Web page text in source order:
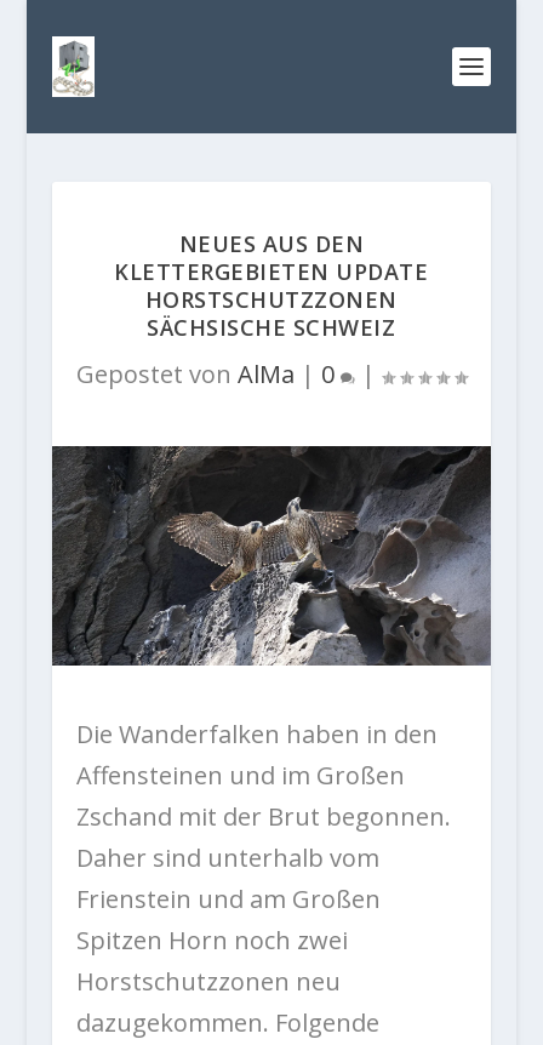
NEUES AUS DEN
KLETTERGEBIETEN UPDATE
HORSTSCHUTZZONEN
SÄCHSISCHE SCHWEIZ
Gepostet von AlMa | 0 |
Die Wanderfalken haben in den
Affensteinen und im Großen
Zschand mit der Brut begonnen.
Daher sind unterhalb vom
Frienstein und am Großen
Spitzen Horn noch zwei
Horstschutzzonen neu
dazugekommen. Folgende